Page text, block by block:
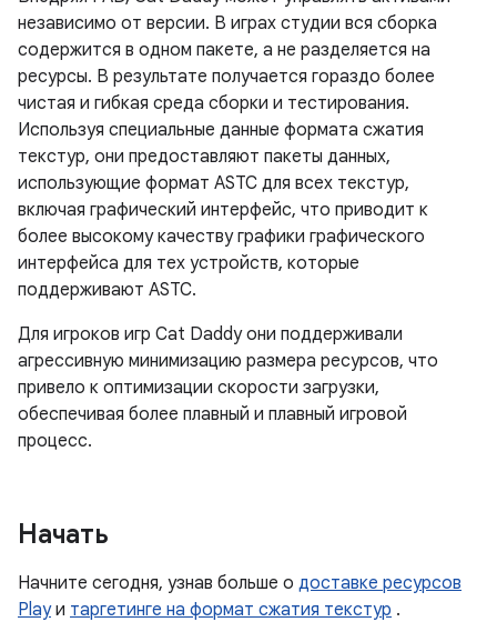
независимо от версии. В играх студии вся сборка
содержится в одном пакете, а не разделяется на
ресурсы. В результате получается гораздо более
чистая и гибкая среда сборки и тестирования.
Используя специальные данные формата сжатия
текстур, они предоставляют пакеты данных,
использующие формат ASTC для всех текстур,
включая графический интерфейс, что приводит к
более высокому качеству графики графического
интерфейса для тех устройств, которые
поддерживают ASTC.
Для игроков игр Cat Daddy они поддерживали
агрессивную минимизацию размера ресурсов, что
привело к оптимизации скорости загрузки,
обеспечивая более плавный и плавный игровой
процесс.
Начать
Начните сегодня, узнав больше о доставке ресурсов
Playи таргетинге на формат сжатия текстур .